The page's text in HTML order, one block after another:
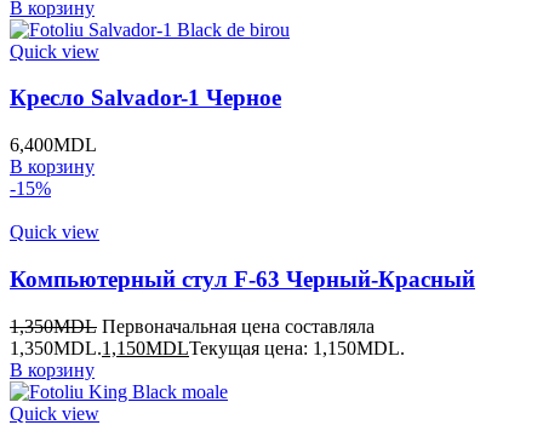
В корзину
Quick view
Кресло Salvador-1 Черное
6,400MDL
В корзину
-15%
Quick view
Компьютерный стул F-63 Черный-Красный
1,350MDL Первоначальная цена составляла
1,350MDL.1,150MDLТекущая цена: 1,150MDL.
В корзину
Quick view